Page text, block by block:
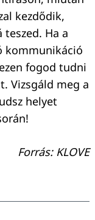
kezdődik,
Ha a
kommunikáció
fogod tudni
Vizsgáld meg a
helyet
Forrás: KLOVE